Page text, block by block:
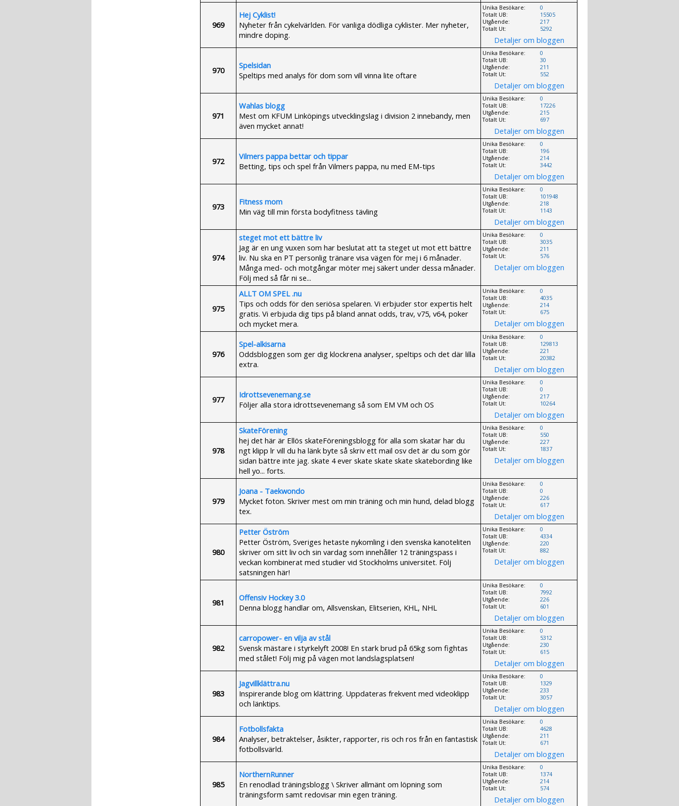
969
Hej Cyklist!
Nyheter från cykelvärlden. För vanliga dödliga cyklister. Mer nyheter,
mindre doping.
Unika Besökare:
Totalt UB:
Utgående:
Totalt Ut:
0
15505
217
5292
Detaljer om bloggen
970
Spelsidan
Speltips med analys för dom som vill vinna lite oftare
Unika Besökare:
Totalt UB:
Utgående:
Totalt Ut:
0
30
211
552
Detaljer om bloggen
971
Wahlas blogg
Mest om KFUM Linköpings utvecklingslag i division 2 innebandy, men
även mycket annat!
Unika Besökare:
Totalt UB:
Utgående:
Totalt Ut:
0
17226
215
697
Detaljer om bloggen
972
Vilmers pappa bettar och tippar
Betting, tips och spel från Vilmers pappa, nu med EM-tips
Unika Besökare:
Totalt UB:
Utgående:
Totalt Ut:
0
196
214
3442
Detaljer om bloggen
973
Fitness mom
Min väg till min första bodyfitness tävling
Unika Besökare:
Totalt UB:
Utgående:
Totalt Ut:
0
101948
218
1143
Detaljer om bloggen
974
steget mot ett bättre liv
Jag är en ung vuxen som har beslutat att ta steget ut mot ett bättre
liv. Nu ska en PT personlig tränare visa vägen för mej i 6 månader.
Många med- och motgångar möter mej säkert under dessa månader.
Följ med så får ni se...
Unika Besökare:
Totalt UB:
Utgående:
Totalt Ut:
0
3035
211
576
Detaljer om bloggen
975
ALLT OM SPEL .nu
Tips och odds för den seriösa spelaren. Vi erbjuder stor expertis helt
gratis. Vi erbjuda dig tips på bland annat odds, trav, v75, v64, poker
och mycket mera.
Unika Besökare:
Totalt UB:
Utgående:
Totalt Ut:
0
4035
214
675
Detaljer om bloggen
976
Spel-alkisarna
Oddsbloggen som ger dig klockrena analyser, speltips och det där lilla
extra.
Unika Besökare:
Totalt UB:
Utgående:
Totalt Ut:
0
129813
221
20382
Detaljer om bloggen
977
Idrottsevenemang.se
Följer alla stora idrottsevenemang så som EM VM och OS
Unika Besökare:
Totalt UB:
Utgående:
Totalt Ut:
0
0
217
10264
Detaljer om bloggen
978
SkateFörening
hej det här är Ellös skateFöreningsblogg för alla som skatar har du
ngt klipp lr vill du ha länk byte så skriv ett mail osv det är du som gör
sidan bättre inte jag. skate 4 ever skate skate skate skatebording like
hell yo... forts.
Unika Besökare:
Totalt UB:
Utgående:
Totalt Ut:
0
550
227
1837
Detaljer om bloggen
979
Joana - Taekwondo
Mycket foton. Skriver mest om min träning och min hund, delad blogg
tex.
Unika Besökare:
Totalt UB:
Utgående:
Totalt Ut:
0
0
226
617
Detaljer om bloggen
980
Petter Öström
Petter Öström, Sveriges hetaste nykomling i den svenska kanoteliten
skriver om sitt liv och sin vardag som innehåller 12 träningspass i
veckan kombinerat med studier vid Stockholms universitet. Följ
satsningen här!
Unika Besökare:
Totalt UB:
Utgående:
Totalt Ut:
0
4334
220
882
Detaljer om bloggen
981
Offensiv Hockey 3.0
Denna blogg handlar om, Allsvenskan, Elitserien, KHL, NHL
Unika Besökare:
Totalt UB:
Utgående:
Totalt Ut:
0
7992
226
601
Detaljer om bloggen
982
carropower- en vilja av stål
Svensk mästare i styrkelyft 2008! En stark brud på 65kg som fightas
med stålet! Följ mig på vägen mot landslagsplatsen!
Unika Besökare:
Totalt UB:
Utgående:
Totalt Ut:
0
5312
230
615
Detaljer om bloggen
983
Jagvillklättra.nu
Inspirerande blog om klättring. Uppdateras frekvent med videoklipp
och länktips.
Unika Besökare:
Totalt UB:
Utgående:
Totalt Ut:
0
1329
233
3057
Detaljer om bloggen
984
Fotbollsfakta
Analyser, betraktelser, åsikter, rapporter, ris och ros från en fantastisk
fotbollsvärld.
Unika Besökare:
Totalt UB:
Utgående:
Totalt Ut:
0
4628
211
671
Detaljer om bloggen
985
NorthernRunner
En renodlad träningsblogg \ Skriver allmänt om löpning som
träningsform samt redovisar min egen träning.
Unika Besökare:
Totalt UB:
Utgående:
Totalt Ut:
0
1374
214
574
Detaljer om bloggen